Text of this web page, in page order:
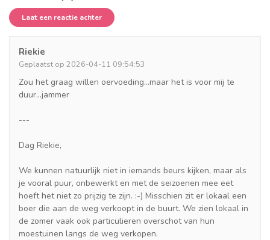
Laat een reactie achter
Riekie
Geplaatst op 2026-04-11 09:54:53
Zou het graag willen oervoeding...maar het is voor mij te
duur...jammer
---
Dag Riekie,
We kunnen natuurlijk niet in iemands beurs kijken, maar als
je vooral puur, onbewerkt en met de seizoenen mee eet
hoeft het niet zo prijzig te zijn. :-) Misschien zit er lokaal een
boer die aan de weg verkoopt in de buurt. We zien lokaal in
de zomer vaak ook particulieren overschot van hun
moestuinen langs de weg verkopen.